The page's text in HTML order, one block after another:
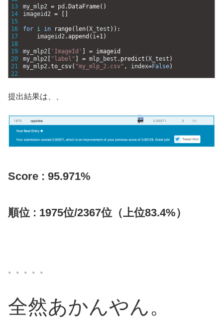
13
14
15
16
17
18
19
20
21
22
my_mlp2 = pd . DataFrame( )
imageid2 =
for i in range( len(X_test ) ) :
imageid2.append ( i+1)
my_mlp2 'ImageId' = imageid
my_mlp2
"label" = mlp_best . predict (X_test )
my_mlp2.to_csv( "my_mlp_2.csv" , index=False)
提出結果は、、
Score : 95.971%
順位 : 1975位/2367位（上位83.4%）
。。。。。
全然あかんやん。